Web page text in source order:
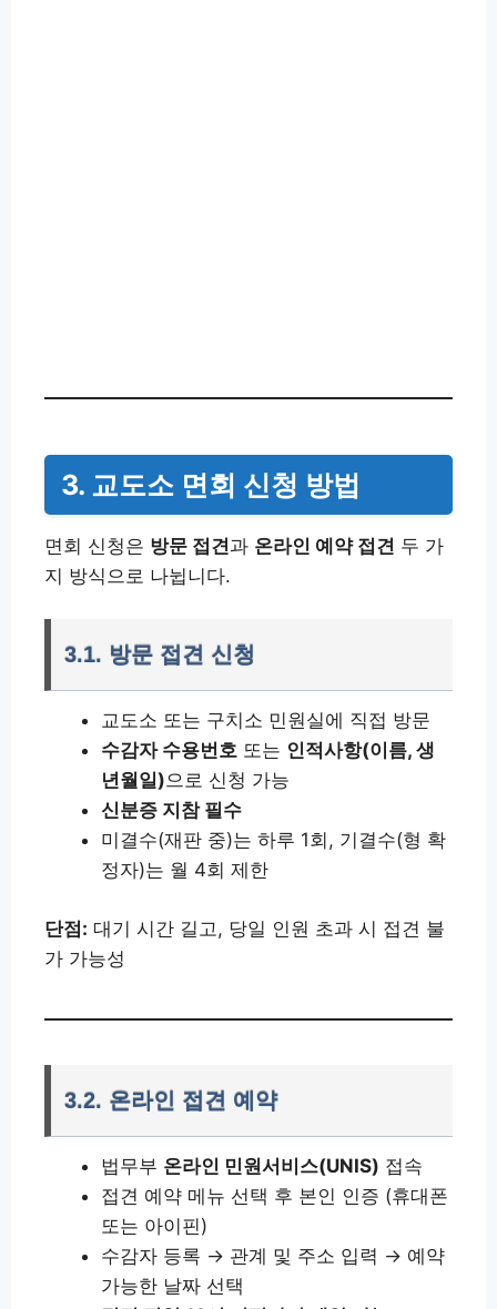
3. 교도소 면회 신청 방법
면회 신청은 방문 접견과 온라인 예약 접견 두 가
지 방식으로 나뉩니다.
3.1. 방문 접견 신청
교도소 또는 구치소 민원실에 직접 방문
수감자 수용번호 또는 인적사항(이름, 생
년월일)으로 신청 가능
신분증 지참 필수
미결수(재판 중)는 하루 1회, 기결수(형 확
정자)는 월 4회 제한
단점: 대기 시간 길고, 당일 인원 초과 시 접견 불
가 가능성
3.2. 온라인 접견 예약
법무부 온라인 민원서비스(UNIS) 접속
접견 예약 메뉴 선택 후 본인 인증 (휴대폰
또는 아이핀)
수감자 등록 → 관계 및 주소 입력 → 예약
가능한 날짜 선택